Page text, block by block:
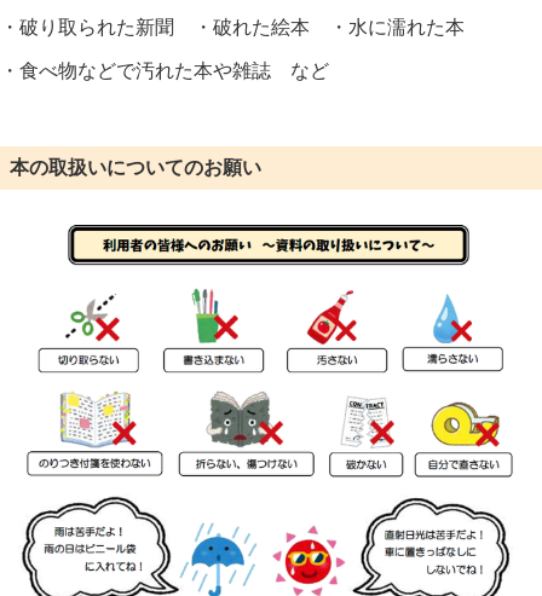
・破り取られた新聞 ・破れた絵本 ・水に濡れた本
・食べ物などで汚れた本や雑誌 など
本の取扱いについてのお願い